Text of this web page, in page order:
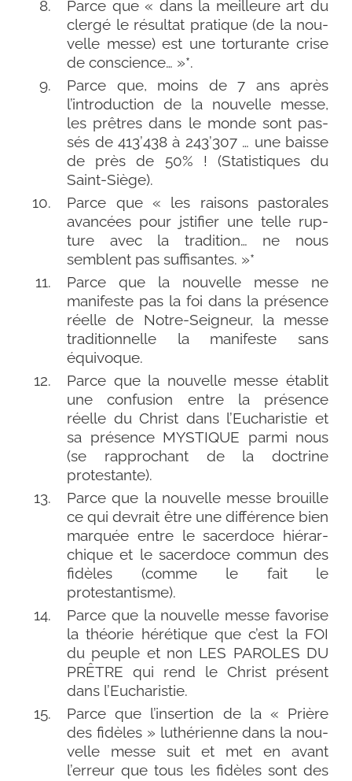
Parce que « dans la meilleure art du
cler­gé le résul­tat pra­tique (de la nou­
velle messe) est une tor­tu­rante crise
de conscience… »*.
Parce que, moins de 7 ans après
l’introduction de la nou­velle messe,
les prêtres dans le monde sont pas­
sés de 413’438 à 243’307 … une baisse
de près de 50% ! (Statistiques du
Saint-Siège).
Parce que « les rai­sons pas­to­rales
avan­cées pour jsti­fier une telle rup­
ture avec la tra­di­tion… ne nous
semblent pas suffisantes. »*
Parce que la nou­velle messe ne
mani­feste pas la foi dans la pré­sence
réelle de Notre-​Seigneur, la messe
tra­di­tion­nelle la mani­feste sans
équivoque.
Parce que la nou­velle messe éta­blit
une confu­sion entre la pré­sence
réelle du Christ dans l’Eucharistie et
sa pré­sence MYSTIQUE par­mi nous
(se rap­pro­chant de la doc­trine
protestante).
Parce que la nou­velle messe brouille
ce qui devrait être une dif­fé­rence bien
mar­quée entre le sacer­doce hié­rar­
chique et le sacer­doce com­mun des
fidèles (comme le fait le
protestantisme).
Parce que la nou­velle messe favo­rise
la théo­rie héré­tique que c’est la FOI
du peuple et non LES PAROLES DU
PRÊTRE qui rend le Christ pré­sent
dans l’Eucharistie.
Parce que l’insertion de la « Prière
des fidèles » luthé­rienne dans la nou­
velle messe suit et met en avant
l’erreur que tous les fidèles sont des